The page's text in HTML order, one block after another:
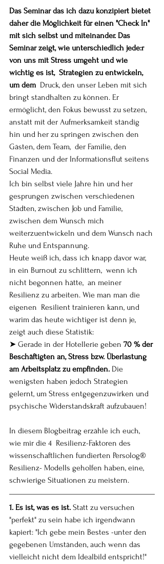
Das Seminar das ich dazu konzipiert bietet
daher die Möglichkeit für einen "Check In"
mit sich selbst und miteinander. Das
Seminar zeigt, wie unterschiedlich jede:r
von uns mit Stress umgeht und wie
wichtig es ist,  Strategien zu entwickeln,
um dem Druck, den unser Leben mit sich
bringt standhalten zu können. Er
ermöglicht, den Fokus bewusst zu setzen,
anstatt mit der Aufmerksamkeit ständig
hin und her zu springen zwischen den
Gästen, dem Team,  der Familie, den
Finanzen und der Informationsflut seitens
Social Media.
Ich bin selbst viele Jahre hin und her
gesprungen zwischen verschiedenen
Städten, zwischen Job und Familie,
zwischen dem Wunsch mich
weiterzuentwickeln und dem Wunsch nach
Ruhe und Entspannung.
Heute weiß ich, dass ich knapp davor war,
in ein Burnout zu schlittern,  wenn ich
nicht begonnen hätte,  an meiner
Resilienz zu arbeiten. Wie man man die
eigenen  Resilient trainieren kann, und
warim das heute wichtiger ist denn je,
zeigt auch diese Statistik:
➤ Gerade in der Hotellerie geben 70 % der
Beschäftigten an, Stress bzw. Überlastung
am Arbeitsplatz zu empfinden. Die
wenigsten haben jedoch Strategien
gelernt, um Stress entgegenzuwirken und
psychische Widerstandskraft aufzubauen!
In diesem Blogbeitrag erzähle ich euch,
wie mir die 4  Resilienz-Faktoren des
wissenschaftlichen fundierten Persolog®
Resilienz- Modells geholfen haben, eine,
schwierige Situationen zu meistern.
1. Es ist, was es ist. Statt zu versuchen
"perfekt" zu sein habe ich irgendwann
kapiert: "Ich gebe mein Bestes -unter den
gegebenen Umständen, auch wenn das
vielleicht nicht dem Idealbild entspricht!"